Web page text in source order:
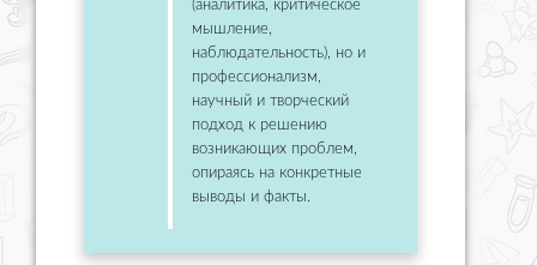
(аналитика, критическое
мышление,
наблюдательность), но и
профессионализм,
научный и творческий
подход к решению
возникающих проблем,
опираясь на конкретные
выводы и факты.